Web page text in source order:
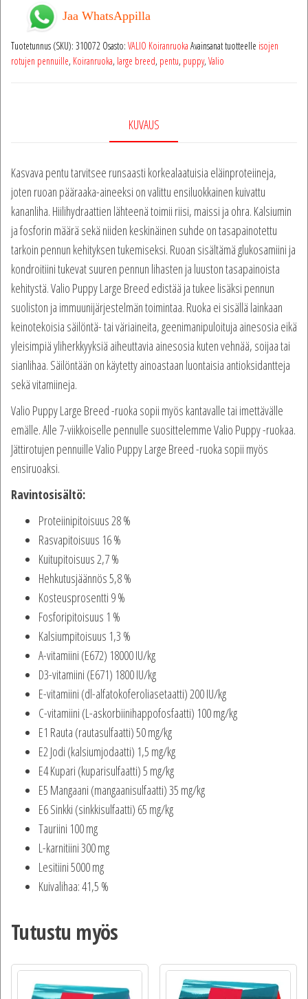
Jaa WhatsAppilla
Tuotetunnus (SKU): 310072 Osasto: VALIO Koiranruoka Avainsanat tuotteelle isojen
rotujen pennuille, Koiranruoka, large breed, pentu, puppy, Valio
KUVAUS
Kasvava pentu tarvitsee runsaasti korkealaatuisia eläinproteiineja,
joten ruoan pääraaka-aineeksi on valittu ensiluokkainen kuivattu
kananliha. Hiilihydraattien lähteenä toimii riisi, maissi ja ohra. Kalsiumin
ja fosforin määrä sekä niiden keskinäinen suhde on tasapainotettu
tarkoin pennun kehityksen tukemiseksi. Ruoan sisältämä glukosamiini ja
kondroitiini tukevat suuren pennun lihasten ja luuston tasapainoista
kehitystä. Valio Puppy Large Breed edistää ja tukee lisäksi pennun
suoliston ja immuunijärjestelmän toimintaa. Ruoka ei sisällä lainkaan
keinotekoisia säilöntä- tai väriaineita, geenimanipuloituja ainesosia eikä
yleisimpiä yliherkkyyksiä aiheuttavia ainesosia kuten vehnää, soijaa tai
sianlihaa. Säilöntään on käytetty ainoastaan luontaisia antioksidantteja
sekä vitamiineja.
Valio Puppy Large Breed -ruoka sopii myös kantavalle tai imettävälle
emälle. Alle 7-viikkoiselle pennulle suosittelemme Valio Puppy -ruokaa.
Jättirotujen pennuille Valio Puppy Large Breed -ruoka sopii myös
ensiruoaksi.
Ravintosisältö:
Proteiinipitoisuus 28 %
Rasvapitoisuus 16 %
Kuitupitoisuus 2,7 %
Hehkutusjäännös 5,8 %
Kosteusprosentti 9 %
Fosforipitoisuus 1 %
Kalsiumpitoisuus 1,3 %
A-vitamiini (E672) 18000 IU/kg
D3-vitamiini (E671) 1800 IU/kg
E-vitamiini (dl-alfatokoferoliasetaatti) 200 IU/kg
C-vitamiini (L-askorbiinihappofosfaatti) 100 mg/kg
E1 Rauta (rautasulfaatti) 50 mg/kg
E2 Jodi (kalsiumjodaatti) 1,5 mg/kg
E4 Kupari (kuparisulfaatti) 5 mg/kg
E5 Mangaani (mangaanisulfaatti) 35 mg/kg
E6 Sinkki (sinkkisulfaatti) 65 mg/kg
Tauriini 100 mg
L-karnitiini 300 mg
Lesitiini 5000 mg
Kuivalihaa: 41,5 %
Tutustu myös